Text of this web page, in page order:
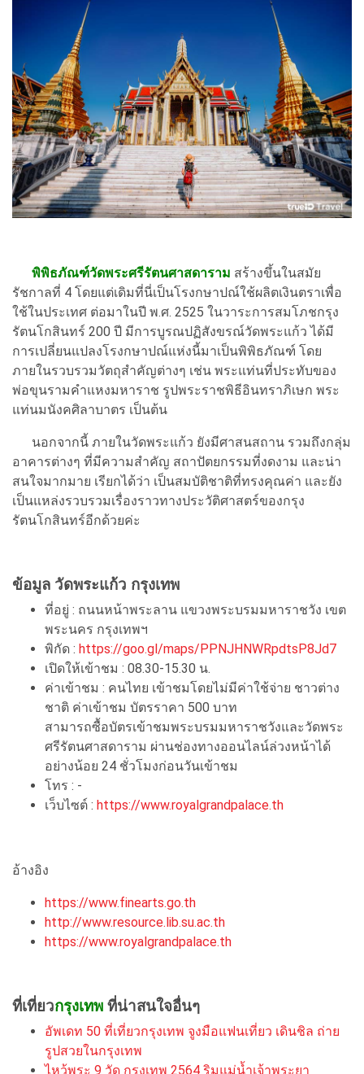
พิพิธภัณฑ์วัดพระศรีรัตนศาสดาราม สร้างขึ้นในสมัย
รัชกาลที่ 4 โดยแต่เดิมที่นี่เป็นโรงกษาปณ์ใช้ผลิตเงินตราเพื่อ
ใช้ในประเทศ ต่อมาในปี พ.ศ. 2525 ในวาระการสมโภชกรุง
รัตนโกสินทร์ 200 ปี มีการบูรณปฏิสังขรณ์วัดพระแก้ว ได้มี
การเปลี่ยนแปลงโรงกษาปณ์แห่งนี้มาเป็นพิพิธภัณฑ์ โดย
ภายในรวบรวมวัตถุสำคัญต่างๆ เช่น พระแท่นที่ประทับของ
พ่อขุนรามคำแหงมหาราช รูปพระราชพิธีอินทราภิเษก พระ
แท่นมนังคศิลาบาตร เป็นต้น
นอกจากนี้ ภายในวัดพระแก้ว ยังมีศาสนสถาน รวมถึงกลุ่ม
อาคารต่างๆ ที่มีความสำคัญ สถาปัตยกรรมที่งดงาม และน่า
สนใจมากมาย เรียกได้ว่า เป็นสมบัติชาติที่ทรงคุณค่า และยัง
เป็นแหล่งรวบรวมเรื่องราวทางประวัติศาสตร์ของกรุง
รัตนโกสินทร์อีกด้วยค่ะ
ข้อมูล วัดพระแก้ว กรุงเทพ
ที่อยู่ : ถนนหน้าพระลาน แขวงพระบรมมหาราชวัง เขต
พระนคร กรุงเทพฯ
พิกัด : https://goo.gl/maps/PPNJHNWRpdtsP8Jd7
เปิดให้เข้าชม : 08.30-15.30 น.
ค่าเข้าชม : คนไทย เข้าชมโดยไม่มีค่าใช้จ่าย ชาวต่าง
ชาติ ค่าเข้าชม บัตรราคา 500 บาท
สามารถซื้อบัตรเข้าชมพระบรมมหาราชวังและวัดพระ
ศรีรัตนศาสดาราม ผ่านช่องทางออนไลน์ล่วงหน้าได้
อย่างน้อย 24 ชั่วโมงก่อนวันเข้าชม
โทร : -
เว็บไซต์ : https://www.royalgrandpalace.th
อ้างอิง
https://www.finearts.go.th
http://www.resource.lib.su.ac.th
https://www.royalgrandpalace.th
ที่เที่ยวกรุงเทพ ที่น่าสนใจอื่นๆ
อัพเดท 50 ที่เที่ยวกรุงเทพ จูงมือแฟนเที่ยว เดินชิล ถ่าย
รูปสวยในกรุงเทพ
ไหว้พระ 9 วัด กรุงเทพ 2564 ริมแม่น้ำเจ้าพระยา